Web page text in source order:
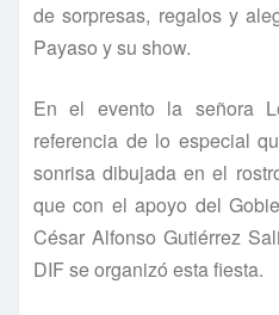
de sorpresas, regalos y
Payaso y su show.
En el evento la señora
referencia de lo especial
sonrisa dibujada en el
que con el apoyo del
César Alfonso Gutiérrez
DIF se organizó esta fiesta.